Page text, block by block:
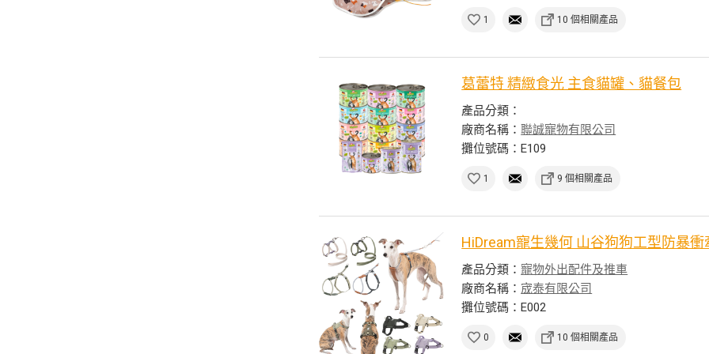
1 10 個相關產品
葛蕾特 精緻食光 主食貓罐、貓餐包
產品分類：
廠商名稱：聯誠寵物有限公司
攤位號碼：E109
1 9 個相關產品
HiDream寵生幾何 山谷狗狗工型防暴衝
產品分類：寵物外出配件及推車
廠商名稱： 宬泰有限公司
攤位號碼：E002
0 10 個相關產品